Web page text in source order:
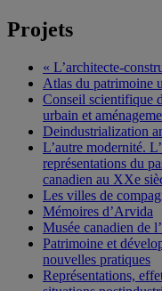
Projets
« L’architecte-
Atlas du patrimoine
Conseil scientifique
urbain et
Deindustrialization
L’autre modernité.
représentations du
canadien au XXe
Les villes de
Mémoires d’Arvida
Musée canadien de
Patrimoine et
nouvelles pratiques
Représentations,